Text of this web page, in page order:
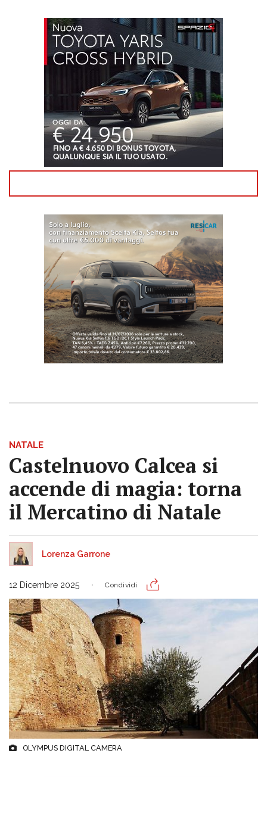
NATALE
Castelnuovo Calcea si
accende di magia: torna
il Mercatino di Natale
Lorenza Garrone
12 Dicembre 2025 Condividi
OLYMPUS DIGITAL CAMERA